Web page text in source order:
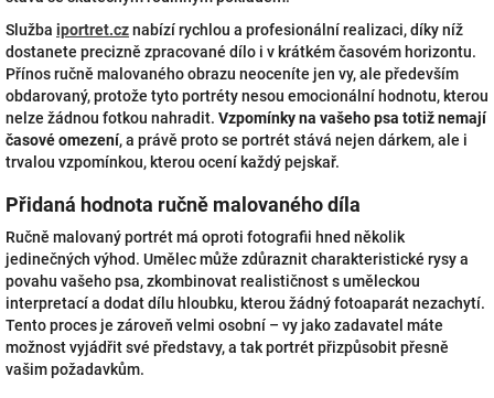
Služba iportret.cznabízí rychlou a profesionální realizaci, díky níž
dostanete precizně zpracované dílo i v krátkém časovém horizontu.
Přínos ručně malovaného obrazu neoceníte jen vy, ale především
obdarovaný, protože tyto portréty nesou emocionální hodnotu, kterou
nelze žádnou fotkou nahradit. Vzpomínky na vašeho psa totiž nemají
časové omezení, a právě proto se portrét stává nejen dárkem, ale i
trvalou vzpomínkou, kterou ocení každý pejskař.
Přidaná hodnota ručně malovaného díla
Ručně malovaný portrét má oproti fotografii hned několik
jedinečných výhod. Umělec může zdůraznit charakteristické rysy a
povahu vašeho psa, zkombinovat realističnost s uměleckou
interpretací a dodat dílu hloubku, kterou žádný fotoaparát nezachytí.
Tento proces je zároveň velmi osobní – vy jako zadavatel máte
možnost vyjádřit své představy, a tak portrét přizpůsobit přesně
vašim požadavkům.